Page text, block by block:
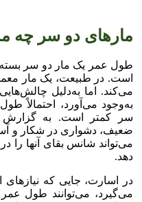
مار‌های دو سر چه
طول عمر یک مار دو سر
می‌کند. اما به‌دلیل
به‌وجود می‌آورد، احتمالاً
سر کمتر است. به گزارش
ضعیف، دشواری در شکار و
می‌تواند شانس بقای آنها
دهد.
در اسارت، جایی که
می‌گیرد، می‌توانند طول عمر